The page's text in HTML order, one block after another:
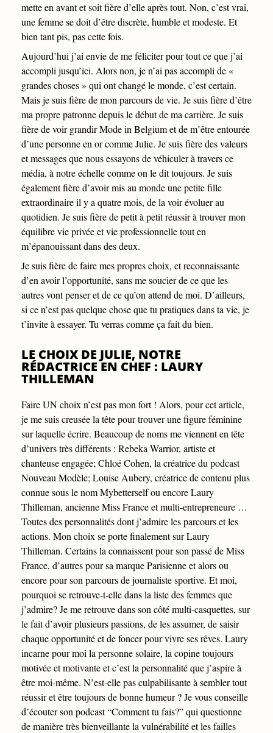
mette en avant et soit fière d’elle après tout. Non, c’est vrai,
une femme se doit d’être discrète, humble et modeste. Et
bien tant pis, pas cette fois.
Aujourd’hui j’ai envie de me féliciter pour tout ce que j’ai
accompli jusqu’ici. Alors non, je n’ai pas accompli de «
grandes choses » qui ont changé le monde, c’est certain.
Mais je suis fière de mon parcours de vie. Je suis fière d’être
ma propre patronne depuis le début de ma carrière. Je suis
fière de voir grandir Mode in Belgium et de m’être entourée
d’une personne en or comme Julie. Je suis fière des valeurs
et messages que nous essayons de véhiculer à travers ce
média, à notre échelle comme on le dit toujours. Je suis
également fière d’avoir mis au monde une petite fille
extraordinaire il y a quatre mois, de la voir évoluer au
quotidien. Je suis fière de petit à petit réussir à trouver mon
équilibre vie privée et vie professionnelle tout en
m’épanouissant dans des deux.
Je suis fière de faire mes propres choix, et reconnaissante
d’en avoir l’opportunité, sans me soucier de ce que les
autres vont penser et de ce qu’on attend de moi. D’ailleurs,
si ce n’est pas quelque chose que tu pratiques dans ta vie, je
t’invite à essayer. Tu verras comme ça fait du bien.
LE CHOIX DE JULIE, NOTRE
RÉDACTRICE EN CHEF : LAURY
THILLEMAN
Faire UN choix n’est pas mon fort ! Alors, pour cet article,
je me suis creusée la tête pour trouver une figure féminine
sur laquelle écrire. Beaucoup de noms me viennent en tête
d’univers très différents : Rebeka Warrior, artiste et
chanteuse engagée; Chloé Cohen, la créatrice du podcast
Nouveau Modèle; Louise Aubery, créatrice de contenu plus
connue sous le nom Mybetterself ou encore Laury
Thilleman, ancienne Miss France et multi-entrepreneure …
Toutes des personnalités dont j’admire les parcours et les
actions. Mon choix se porte finalement sur Laury
Thilleman. Certains la connaissent pour son passé de Miss
France, d’autres pour sa marque Parisienne et alors ou
encore pour son parcours de journaliste sportive. Et moi,
pourquoi se retrouve-t-elle dans la liste des femmes que
j’admire? Je me retrouve dans son côté multi-casquettes, sur
le fait d’avoir plusieurs passions, de les assumer, de saisir
chaque opportunité et de foncer pour vivre ses rêves. Laury
incarne pour moi la personne solaire, la copine toujours
motivée et motivante et c’est la personnalité que j’aspire à
être moi-même. N’est-elle pas culpabilisante à sembler tout
réussir et être toujours de bonne humeur ? Je vous conseille
d’écouter son podcast “Comment tu fais?” qui questionne
de manière très bienveillante la vulnérabilité et les failles